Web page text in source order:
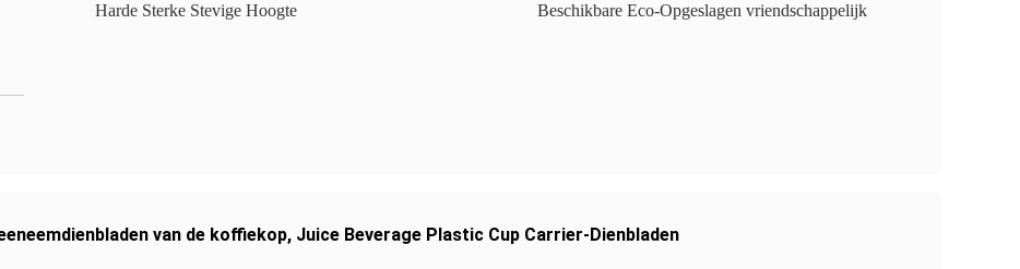
Harde Sterke Stevige Hoogte Beschikbare Eco-Opgeslagen vriendschappelijk
van de koffiekop, Juice Beverage Plastic Cup Carrier-Dienbladen